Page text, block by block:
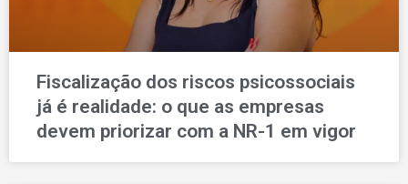
Fiscalização dos riscos psicossociais
já é realidade: o que as empresas
devem priorizar com a NR-1 em vigor